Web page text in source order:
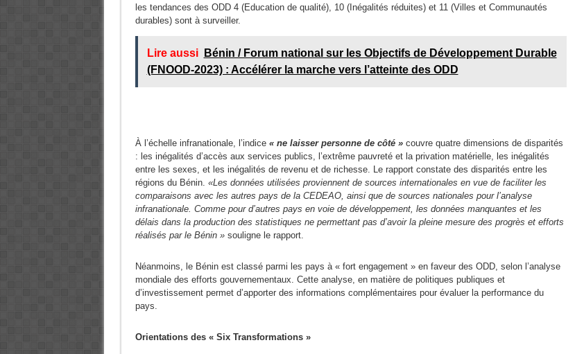
les tendances des ODD 4 (Education de qualité), 10 (Inégalités réduites) et 11 (Villes et Communautés
durables) sont à surveiller.
Lire aussi
Bénin / Forum national sur les Objectifs de Développement Durable
(FNOOD-2023) : Accélérer la marche vers l’atteinte des ODD
À l’échelle infranationale, l’indice « ne laisser personne de côté »couvre quatre dimensions de disparités
: les inégalités d’accès aux services publics, l’extrême pauvreté et la privation matérielle, les inégalités
entre les sexes, et les inégalités de revenu et de richesse. Le rapport constate des disparités entre les
régions du Bénin. «Les données utilisées proviennent de sources internationales en vue de faciliter les
comparaisons avec les autres pays de la CEDEAO, ainsi que de sources nationales pour l’analyse
infranationale. Comme pour d’autres pays en voie de développement, les données manquantes et les
délais dans la production des statistiques ne permettant pas d’avoir la pleine mesure des progrès et efforts
réalisés par le Bénin »souligne le rapport.
Néanmoins, le Bénin est classé parmi les pays à « fort engagement » en faveur des ODD, selon l’analyse
mondiale des efforts gouvernementaux. Cette analyse, en matière de politiques publiques et
d’investissement permet d’apporter des informations complémentaires pour évaluer la performance du
pays.
Orientations des « Six Transformations »